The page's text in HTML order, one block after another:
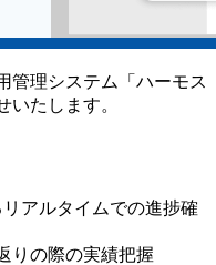
管理システム「ハーモス
いたします。
アルタイムでの進捗確
りの際の実績把握